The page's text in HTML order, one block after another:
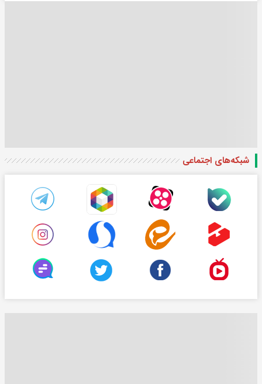
شبکه‌های اجتماعی